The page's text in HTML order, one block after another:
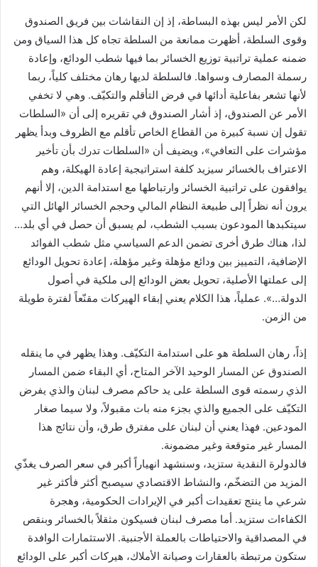
لكن الأمر ليس بهذه البساطة، إذ إن النقاشات بين فريق الصندوق
وقوى السلطة، أظهرت ممانعة من السلطة تجاه كل هذا السياق ومن
ضمنه عملية تراتبية توزيع الخسائر بما فيها شطب الودائع، وإعادة
رسملة المصارف وسواها. فالسلطة لديها رهان مختلف كلياً، ربما
لأنها تشعر بفاعلية أدائها في فرض التأقلم والتكيّف. وهي لا تخفي
الأمر عن الصندوق، إذ أشار الصندوق في تقريره إلى أن «السلطات
تقول إن نسبة كبيرة من القطاع الخاص تأقلم مع الظروف وبدأ يظهر
مؤشرات على التعافي»، ويضيف أن «السلطات تدرك بأن تأخير
الاعتراف بالخسائر سيزيد كلفة استراتيجية إعادة الهيكلة، وهم
يوافقون على تراتبية الخسائر وارتباطها مع استدامة الدين، إلا أنهم
يرون أنه نظراً إلى طبيعة النظام المالي وحجم الخسائر الهائل التي
سيتكبدها المودعون بسبب الشطب، لم يسبق أن حصل في أي بلد…
لذا، هناك طرق أخرى تضمن الدعم السياسي مثل شطب الفوائد
الإضافية، التمييز بين ودائع مؤهلة وغير مؤهلة، إعادة تحويل الودائع
إلى عملتها الأصلية، تحويل بعض الودائع إلى ملكية في أصول
الدولة…». عملياً، هذا الكلام يعني إبقاء الهيركات مقنّعاً لفترة طويلة
من الزمن.
إذاً، رهان السلطة هو على استدامة التكيّف. وهذا يظهر في ما ينقله
الصندوق عن المسار الوحيد الآخر المتاح، أي البقاء ضمن المسار
الذي رسمته قوى السلطة على يد حاكم مصرف لبنان والذي يفرض
التكيّف على الجميع والذي بجزء منه بات مقبولاً، ولا سيما صغار
المودعين. فهذا يعني أن لبنان على مفترق طرق، وأن نتائج هذا
المسار غير متوقعة وغير مضمونة.
فالدولرة النقدية ستزيد، وسنشهد انهياراً أكبر في سعر الصرف يغذّي
المزيد من التضخّم، والنشاط الاقتصادي سيصبح أكثر فأكثر غير
شرعي ما ينتج تعقيدات أكبر في الإيرادات الحكومية، وهجرة
الكفاءات ستزيد. أما مصرف لبنان فسيكون مثقلاً بالخسائر وبنقص
في المصداقية والاحتياطات بالعملة الأجنبية. الاستثمارات الوافدة
ستكون مرتبطة بالعقارات وصيانة الأملاك، هيركات أكبر على الودائع